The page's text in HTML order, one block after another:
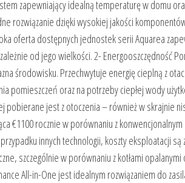
zapewniający idealną temperaturę w domu
rozwiązanie dzięki wysokiej jakości
oferta dostępnych jednostek serii Aquarea
od jego wielkości. 2- Energooszczędność
środowisku. Przechwytuje energię cieplną z
pomieszczeń oraz na potrzeby ciepłej wody
jest z otoczenia – również w skrajnie
€1100 rocznie w porównaniu z
innych technologii, koszty eksploatacji
szczególnie w porównaniu z kotłami
All-in-One jest idealnym rozwiązaniem do